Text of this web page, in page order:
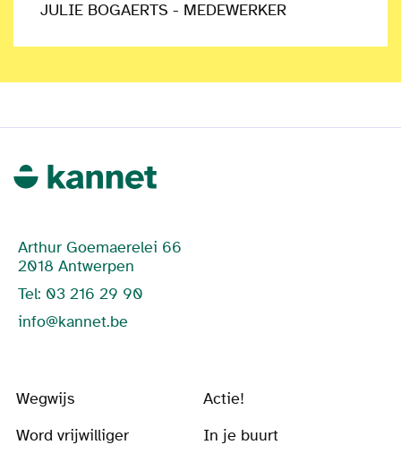
JULIE BOGAERTS - MEDEWERKER
Arthur Goemaerelei 66
2018 Antwerpen
Tel: 03 216 29 90
info@kannet.be
Wegwijs
Actie!
Word vrijwilliger
In je buurt